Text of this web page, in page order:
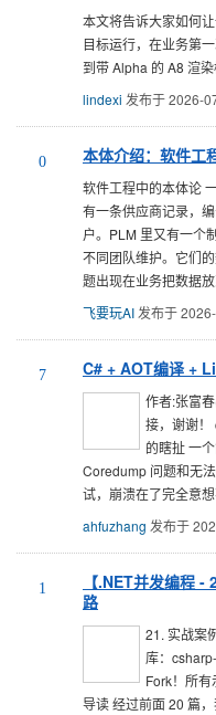
本文将告诉大家如何
目标运行，在业务第
到带 Alpha 的 A8 渲染
lindexi 发布于 2026-
0 本体介绍：软件工
软件工程中的本体论
有一条供应商记录，
户。PLM 里又有一个
不同团队维护。它们
题出现在业务把数据
飞要玩AI 发布于
7 C# + AOT编译 +
作者:张富
接，谢谢
的瞎扯 一
Coredump 问题和无
试，崩溃在了完全意
ahfuzhang 发布于
1
【.NET并发编程
路
21. 实战案
库：
Fork！所
导读 经过前面 20 篇